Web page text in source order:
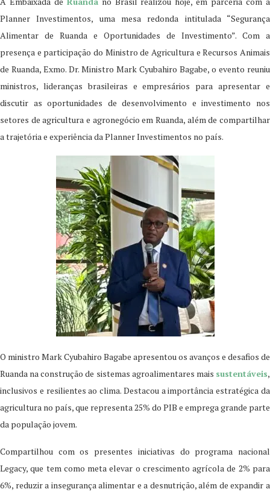
Planner Investimentos, uma mesa redonda intitulada “Segurança
Alimentar de Ruanda e Oportunidades de Investimento”. Com a
presença e participação do Ministro de Agricultura e Recursos Animais
de Ruanda, Exmo. Dr. Ministro Mark Cyubahiro Bagabe, o evento reuniu
ministros, lideranças brasileiras e empresários para apresentar e
discutir as oportunidades de desenvolvimento e investimento nos
setores de agricultura e agronegócio em Ruanda, além de compartilhar
a trajetória e experiência da Planner Investimentos no país.
O ministro Mark Cyubahiro Bagabe apresentou os avanços e desafios de
Ruanda na construção de sistemas agroalimentares mais sustentáveis,
inclusivos e resilientes ao clima. Destacou a importância estratégica da
agricultura no país, que representa 25% do PIB e emprega grande parte
da população jovem.
Compartilhou com os presentes iniciativas do programa nacional
Legacy, que tem como meta elevar o crescimento agrícola de 2% para
6%, reduzir a insegurança alimentar e a desnutrição, além de expandir a